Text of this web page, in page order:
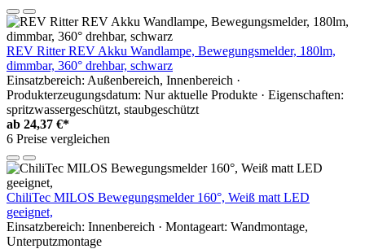
REV Ritter REV Akku Wandlampe, Bewegungsmelder, 180lm,
dimmbar, 360° drehbar, schwarz
Einsatzbereich: Außenbereich, Innenbereich ·
Produkterzeugungsdatum: Nur aktuelle Produkte · Eigenschaften:
spritzwassergeschützt, staubgeschützt
ab 24,37 €*
6 Preise vergleichen
ChiliTec MILOS Bewegungsmelder 160°, Weiß matt LED
geeignet,
Einsatzbereich: Innenbereich · Montageart: Wandmontage,
Unterputzmontage